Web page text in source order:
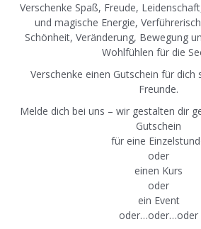
Verschenke Spaß, Freude,
und magische Energie,
Schönheit, Veränderung, Bewegung
Wohlfühlen für die
Verschenke einen Gutschein für dich
Freunde.
Melde dich bei uns – wir gestalten dir
Gutschein
für eine
oder
einen Kurs
oder
ein Event
oder…oder…oder